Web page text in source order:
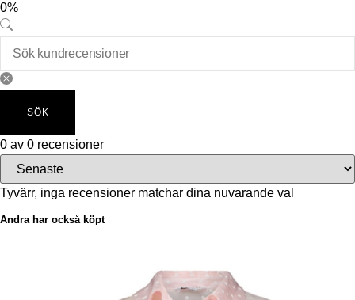
0%
SÖK
0 av 0 recensioner
Tyvärr, inga recensioner matchar dina nuvarande val
Andra har också köpt